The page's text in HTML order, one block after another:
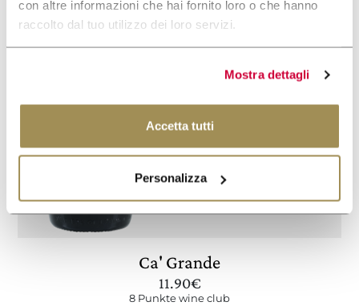
con altre informazioni che hai fornito loro o che hanno
raccolto dal tuo utilizzo dei loro servizi.
Mostra dettagli
Accetta tutti
Personalizza
Ca' Grande
11.90€
8 Punkte wine club